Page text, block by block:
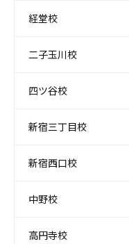
経堂校
二子玉川校
四ツ谷校
新宿三丁目校
新宿西口校
中野校
高円寺校